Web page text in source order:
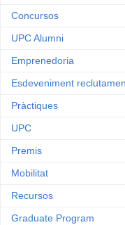
Concursos
UPC Alumni
Emprenedoria
Esdeveniment
Pràctiques
UPC
Premis
Mobilitat
Recursos
Graduate Program